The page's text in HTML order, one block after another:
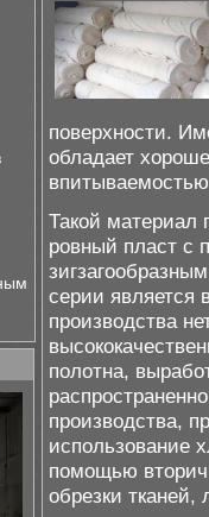
поверхности.
обладает
Такой материал
ровный пласт с
серии
производства
полотна,
производства,
использование
помощью
обрезки тканей,